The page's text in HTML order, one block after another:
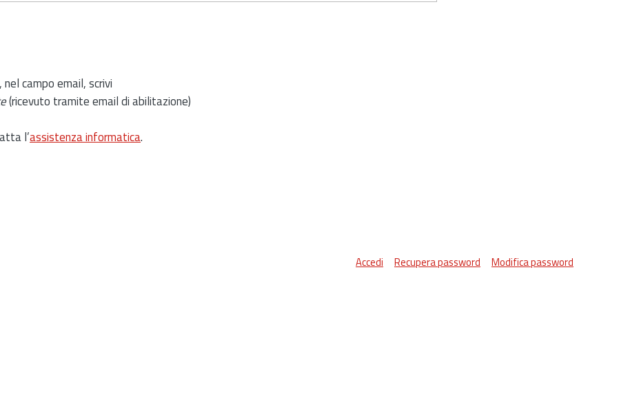
campo email, scrivi
(ricevuto tramite email di abilitazione)
l’assistenza informatica.
Accedi Recupera password Modifica password